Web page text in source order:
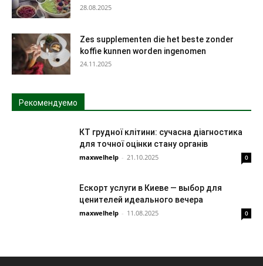
28.08.2025
Zes supplementen die het beste zonder
koffie kunnen worden ingenomen
24.11.2025
Рекомендуемо
КТ грудної клітини: сучасна діагностика
для точної оцінки стану органів
maxwelhelp - 21.10.2025 0
Ескорт услуги в Киеве — выбор для
ценителей идеального вечера
maxwelhelp - 11.08.2025 0